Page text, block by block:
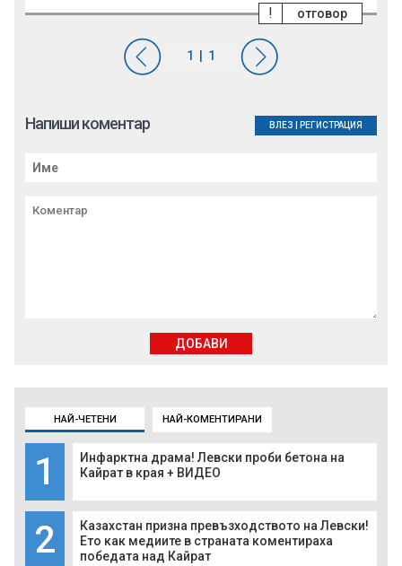
НАЙ-ЧЕТЕНИ НАЙ-КОМЕНТИРАНИ
1
Инфарктна драма! Левски проби бетона на
Кайрат в края + ВИДЕО
2
Казахстан призна превъзходството на Левски!
Ето как медиите в страната коментираха
победата над Кайрат
отговор
!
Напиши коментар ВЛЕЗ РЕГИСТРАЦИЯ
ДОБАВИ